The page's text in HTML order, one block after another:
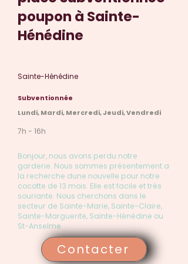
poupon à Sainte-
Hénédine
Sainte-Hénédine
Subventionnée
Lundi, Mardi, Mercredi, Jeudi, Vendredi
7h - 16h
Bonjour, nous avons perdu notre
garderie. Nous sommes présentement a
la recherche dune nouvelle pour notre
cocotte de 13 mois. Elle est facile et très
souriante. Nous cherchons dans le
secteur de Sainte-Marie, Sainte-Claire,
Sainte-Marguerite, Sainte-Hénédine ou
St-Anselme.
Contacter